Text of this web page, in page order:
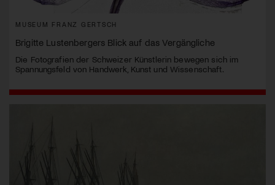
MUSEUM FRANZ GERTSCH
Brigitte Lustenbergers Blick auf das Vergängliche
Die Fotografien der Schweizer Künstlerin bewegen sich im
Spannungsfeld von Handwerk, Kunst und Wissenschaft.